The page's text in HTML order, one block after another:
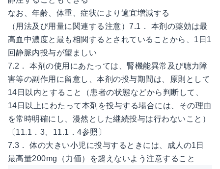
なお、年齢、体重、症状により適宜増減する
（用法及び用量に関連する注意）7.1． 本剤の薬効は最
高血中濃度と最も相関するとされていることから、1日1
回静脈内投与が望ましい
7.2． 本剤の使用にあたっては、腎機能異常及び聴力障
害等の副作用に留意し、本剤の投与期間は、原則として
14日以内とすること（患者の状態などから判断して、
14日以上にわたって本剤を投与する場合には、その理由
を常時明確にし、漫然とした継続投与は行わないこと）
〔11.1．3、11.1．4参照〕
7.3． 体の大きい小児に投与するときには、成人の1日
最高量200mg（力価）を超えないよう注意すること